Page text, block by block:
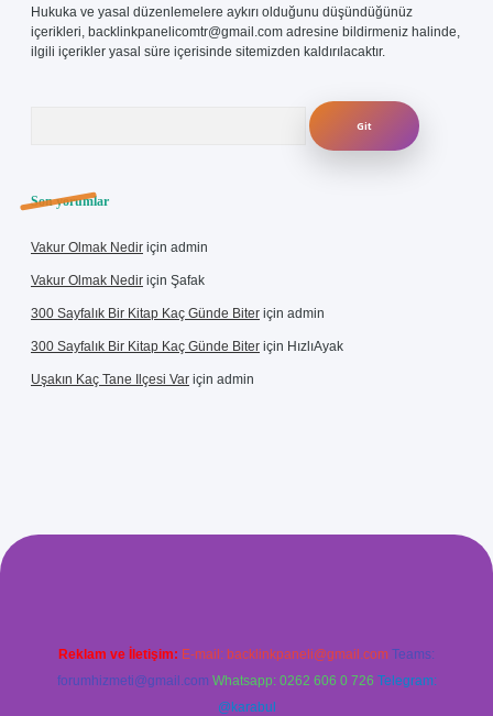
Hukuka ve yasal düzenlemelere aykırı olduğunu düşündüğünüz
içerikleri, backlinkpanelicomtr@gmail.com adresine bildirmeniz halinde,
ilgili içerikler yasal süre içerisinde sitemizden kaldırılacaktır.
Son yorumlar
Vakur Olmak Nedir için admin
Vakur Olmak Nedir için Şafak
300 Sayfalık Bir Kitap Kaç Günde Biter için admin
300 Sayfalık Bir Kitap Kaç Günde Biter için HızlıAyak
Uşakın Kaç Tane Ilçesi Var için admin
giriş
Reklam ve İletişim: E-mail: backlinkpaneli@gmail.com Teams:
forumhizmeti@gmail.com Whatsapp: 0262 606 0 726 Telegram:
@karabul